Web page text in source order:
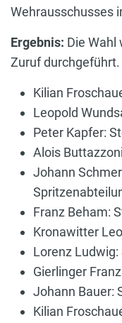
Wehrausschusses
Ergebnis: Die Wahl
Zuruf durchgeführt.
Kilian
Leopold
Peter Kapfer:
Alois
Johann
Franz Beham:
Kronawitter
Lorenz
Gierlinger
Johann Bauer:
Kilian